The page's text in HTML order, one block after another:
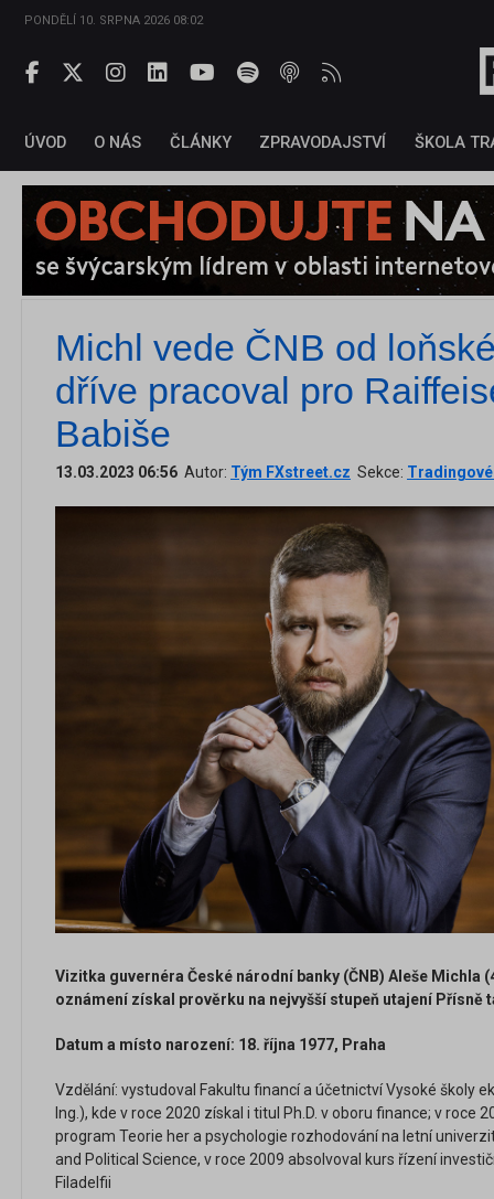
PONDĚLÍ 10. SRPNA 2026 08:02
ÚVOD O NÁS ČLÁNKY ZPRAVODAJSTVÍ ŠKOLA
Michl vede ČNB od
dříve pracoval pro
Babiše
13.03.2023 06:56 Autor: Tým FXstreet.cz Sekce: Tradingové
Vizitka guvernéra České národní banky (ČNB) Aleše Michla
oznámení získal prověrku na nejvyšší stupeň utajení Přísně
Datum a místo narození: 18. října 1977, Praha
Vzdělání: vystudoval Fakultu financí a účetnictví Vysoké školy
Ing.), kde v roce 2020 získal i titul Ph.D. v oboru finance; v roce
program Teorie her a psychologie rozhodování na letní
and Political Science, v roce 2009 absolvoval kurs řízení
Filadelfii